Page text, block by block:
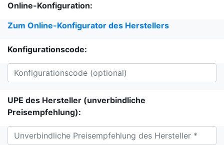
Online-Konfiguration:
Zum Online-Konfigurator des Herstellers
Konfigurationscode:
UPE des Hersteller (unverbindliche
Preisempfehlung):